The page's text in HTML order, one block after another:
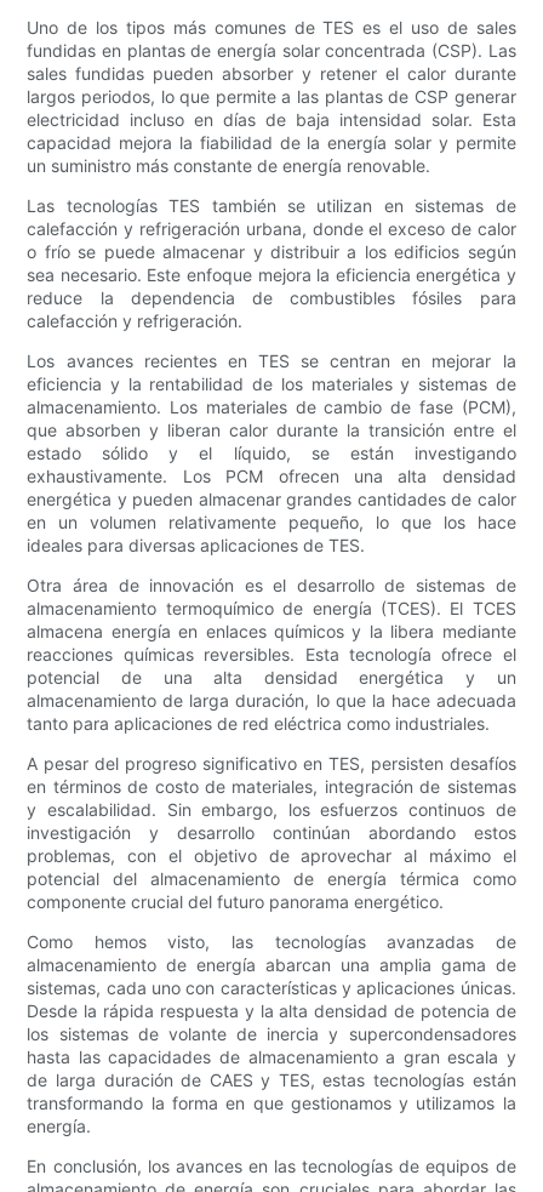
Uno de los tipos más comunes de TES es el uso de sales
fundidas en plantas de energía solar concentrada (CSP). Las
sales fundidas pueden absorber y retener el calor durante
largos periodos, lo que permite a las plantas de CSP generar
electricidad incluso en días de baja intensidad solar. Esta
capacidad mejora la fiabilidad de la energía solar y permite
un suministro más constante de energía renovable.
Las tecnologías TES también se utilizan en sistemas de
calefacción y refrigeración urbana, donde el exceso de calor
o frío se puede almacenar y distribuir a los edificios según
sea necesario. Este enfoque mejora la eficiencia energética y
reduce la dependencia de combustibles fósiles para
calefacción y refrigeración.
Los avances recientes en TES se centran en mejorar la
eficiencia y la rentabilidad de los materiales y sistemas de
almacenamiento. Los materiales de cambio de fase (PCM),
que absorben y liberan calor durante la transición entre el
estado sólido y el líquido, se están investigando
exhaustivamente. Los PCM ofrecen una alta densidad
energética y pueden almacenar grandes cantidades de calor
en un volumen relativamente pequeño, lo que los hace
ideales para diversas aplicaciones de TES.
Otra área de innovación es el desarrollo de sistemas de
almacenamiento termoquímico de energía (TCES). El TCES
almacena energía en enlaces químicos y la libera mediante
reacciones químicas reversibles. Esta tecnología ofrece el
potencial de una alta densidad energética y un
almacenamiento de larga duración, lo que la hace adecuada
tanto para aplicaciones de red eléctrica como industriales.
A pesar del progreso significativo en TES, persisten desafíos
en términos de costo de materiales, integración de sistemas
y escalabilidad. Sin embargo, los esfuerzos continuos de
investigación y desarrollo continúan abordando estos
problemas, con el objetivo de aprovechar al máximo el
potencial del almacenamiento de energía térmica como
componente crucial del futuro panorama energético.
Como hemos visto, las tecnologías avanzadas de
almacenamiento de energía abarcan una amplia gama de
sistemas, cada uno con características y aplicaciones únicas.
Desde la rápida respuesta y la alta densidad de potencia de
los sistemas de volante de inercia y supercondensadores
hasta las capacidades de almacenamiento a gran escala y
de larga duración de CAES y TES, estas tecnologías están
transformando la forma en que gestionamos y utilizamos la
energía.
En conclusión, los avances en las tecnologías de equipos de